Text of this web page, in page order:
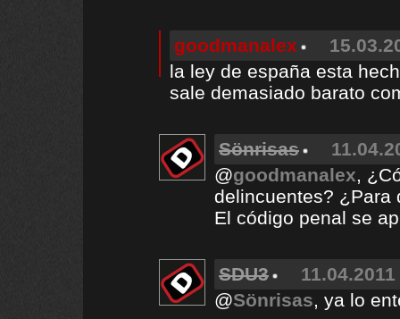
goodmanalex
la ley de españa esta
sale demasiado barato
Sönrisas
@goodmanalex,
delincuentes? ¿Para
El código penal se
SDU3
@Sönrisas, ya lo